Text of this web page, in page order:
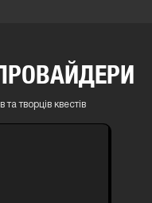
творців квестів